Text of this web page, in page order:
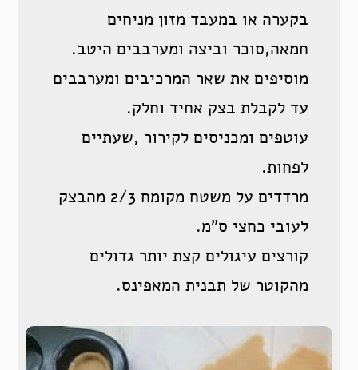
בקערה או במעבד מזון מניחים
חמאה,סוכר וביצה ומערבבים היטב.
מוסיפים את שאר המרכיבים ומערבבים
עד לקבלת בצק אחיד וחלק.
עוטפים ומכניסים לקירור ,שעתיים
לפחות.
מרדדים על משטח מקומח 2/3 מהבצק
לעובי כחצי ס”מ.
קורצים עיגולים קצת יותר גדולים
מהקוטר של תבנית המאפינס.